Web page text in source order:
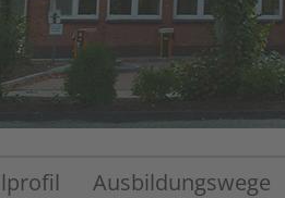
Ausbildungswege